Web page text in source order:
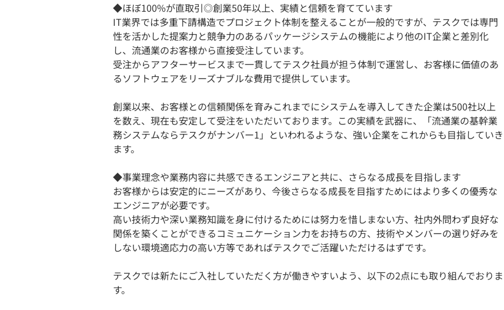
◆ほぼ100%が直取引◎創業50年以上、実績と信頼を育てています
IT業界では多重下請構造でプロジェクト体制を整えることが一般的ですが、テスクでは専門
性を活かした提案力と競争力のあるパッケージシステムの機能により他のIT企業と差別化
し、流通業のお客様から直接受注しています。
受注からアフターサービスまで一貫してテスク社員が担う体制で運営し、お客様に価値のあ
るソフトウェアをリーズナブルな費用で提供しています。
創業以来、お客様との信頼関係を育みこれまでにシステムを導入してきた企業は500社以上
を数え、現在も安定して受注をいただいております。この実績を武器に、「流通業の基幹業
務システムならテスクがナンバー1」といわれるような、強い企業をこれからも目指していき
ます。
◆事業理念や業務内容に共感できるエンジニアと共に、さらなる成長を目指します
お客様からは安定的にニーズがあり、今後さらなる成長を目指すためにはより多くの優秀な
エンジニアが必要です。
高い技術力や深い業務知識を身に付けるためには努力を惜しまない方、社内外問わず良好な
関係を築くことができるコミュニケーション力をお持ちの方、技術やメンバーの選り好みを
しない環境適応力の高い方等であればテスクでご活躍いただけるはずです。
テスクでは新たにご入社していただく方が働きやすいよう、以下の2点にも取り組んでおりま
す。